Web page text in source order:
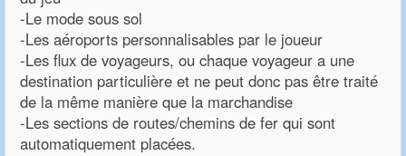
-Le mode sous sol
-Les aéroports personnalisables par le joueur
-Les flux de voyageurs, ou chaque voyageur a une
destination particulière et ne peut donc pas être traité
de la même manière que la marchandise
-Les sections de routes/chemins de fer qui sont
automatiquement placées.